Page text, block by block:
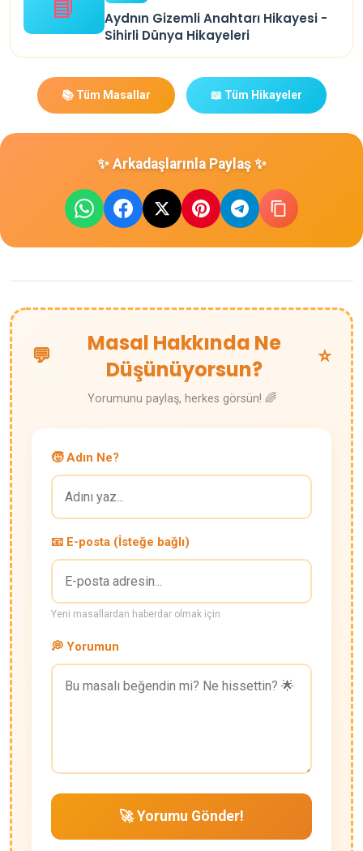
📘
Aydnın Gizemli Anahtarı Hikayesi -
Sihirli Dünya Hikayeleri
📚 Tüm Masallar 📖 Tüm Hikayeler
✨ Arkadaşlarınla Paylaş ✨
💬
Masal Hakkında Ne
Düşünüyorsun?
⭐
Yorumunu paylaş, herkes görsün! 🌈
🧒 Adın Ne?
📧 E-posta (İsteğe bağlı)
Yeni masallardan haberdar olmak için
💭 Yorumun
🚀 Yorumu Gönder!